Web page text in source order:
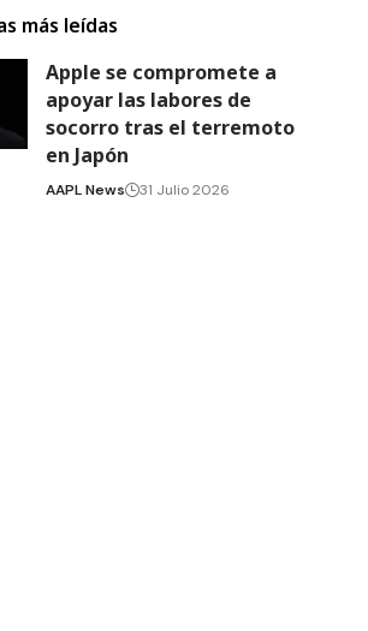
más leídas
Apple se compromete a
apoyar las labores de
socorro tras el terremoto
en Japón
AAPL News 31 Julio 2026